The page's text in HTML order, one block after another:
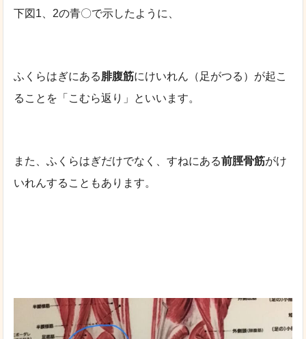
下図1、2の青〇で示したように、
ふくらはぎにある腓腹筋にけいれん（足がつる）が起こ
ることを「こむら返り」といいます。
また、ふくらはぎだけでなく、すねにある前脛骨筋がけ
いれんすることもあります。